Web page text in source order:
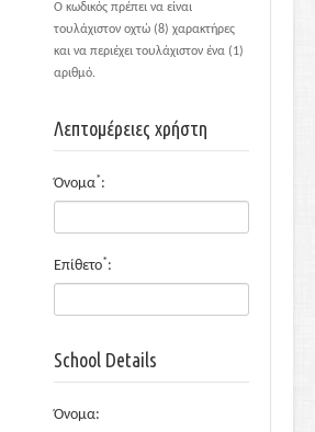
Ο κωδικός πρέπει να είναι
τουλάχιστον οχτώ (8) χαρακτήρες
και να περιέχει τουλάχιστον ένα (1)
αριθμό.
Λεπτομέρειες χρήστη
Όνομα*:
Επίθετο*:
School Details
Όνομα: